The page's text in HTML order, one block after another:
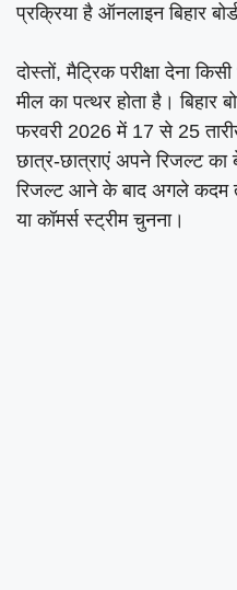
प्रक्रिया है ऑनलाइन बिहार
दोस्तों, मैट्रिक परीक्षा देना
मील का पत्थर होता है। बिहार
फरवरी 2026 में 17 से 25
छात्र-छात्राएं अपने रिजल्ट
रिजल्ट आने के बाद अगले कदम
या कॉमर्स स्ट्रीम चुनना।